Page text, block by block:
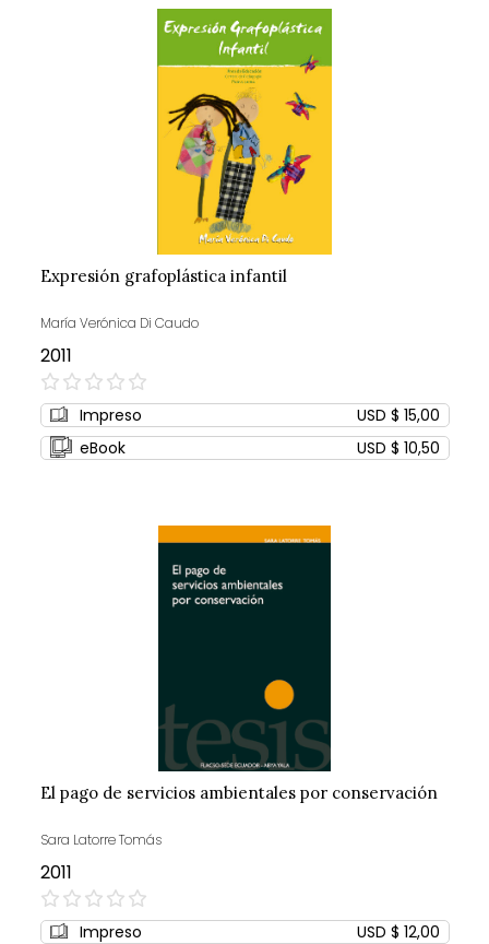
Expresión grafoplástica infantil
María Verónica Di Caudo
2011
0%
Impreso
USD $ 15,00
eBook
USD $ 10,50
El pago de servicios ambientales por conservación
Sara Latorre Tomás
2011
0%
Impreso USD $ 12,00